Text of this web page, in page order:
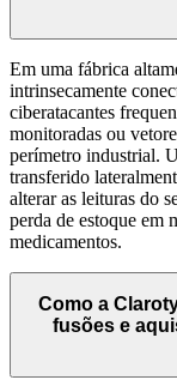
Em uma fábrica
intrinsecamente
ciberatacantes
monitoradas ou
perímetro industrial.
transferido
alterar as leituras do
perda de estoque em
medicamentos.
Como a
fusões e